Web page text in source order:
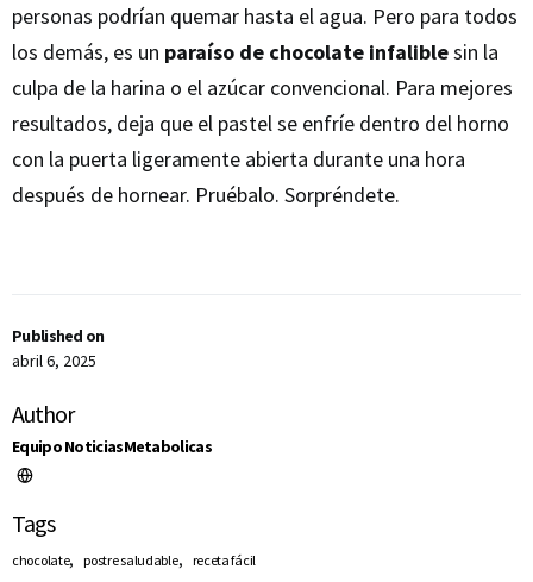
Published on
abril 6, 2025
Author
Equipo NoticiasMetabolicas
Tags
chocolate, postre saludable, receta fácil
personas podrían quemar hasta el agua. Pero para todos
los demás, es un paraíso de chocolate infaliblesin la
culpa de la harina o el azúcar convencional. Para mejores
resultados, deja que el pastel se enfríe dentro del horno
con la puerta ligeramente abierta durante una hora
después de hornear. Pruébalo. Sorpréndete.